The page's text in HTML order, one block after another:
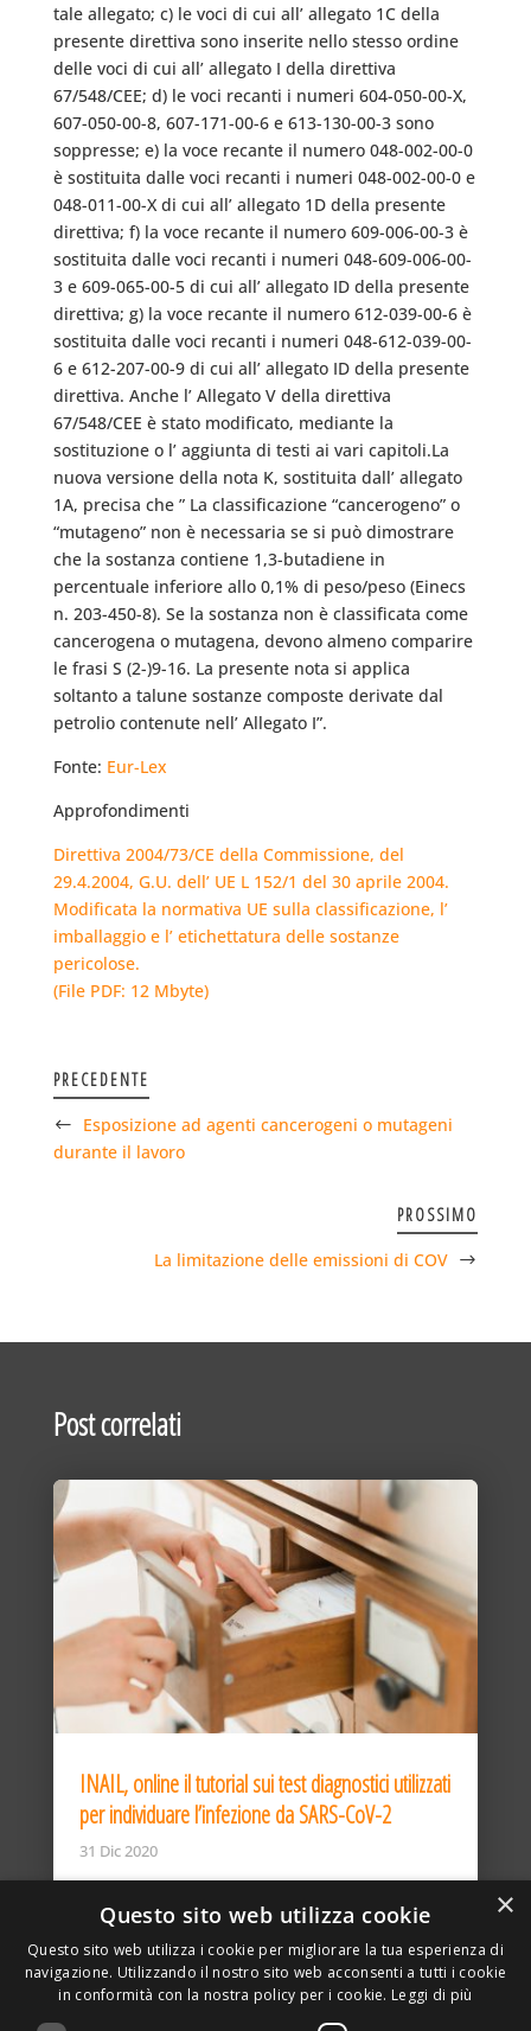
tale allegato; c) le voci di cui all’ allegato 1C della
presente direttiva sono inserite nello stesso ordine
delle voci di cui all’ allegato I della direttiva
67/548/CEE; d) le voci recanti i numeri 604-050-00-X,
607-050-00-8, 607-171-00-6 e 613-130-00-3 sono
soppresse; e) la voce recante il numero 048-002-00-0
è sostituita dalle voci recanti i numeri 048-002-00-0 e
048-011-00-X di cui all’ allegato 1D della presente
direttiva; f) la voce recante il numero 609-006-00-3 è
sostituita dalle voci recanti i numeri 048-609-006-00-
3 e 609-065-00-5 di cui all’ allegato ID della presente
direttiva; g) la voce recante il numero 612-039-00-6 è
sostituita dalle voci recanti i numeri 048-612-039-00-
6 e 612-207-00-9 di cui all’ allegato ID della presente
direttiva. Anche l’ Allegato V della direttiva
67/548/CEE è stato modificato, mediante la
sostituzione o l’ aggiunta di testi ai vari capitoli.La
nuova versione della nota K, sostituita dall’ allegato
1A, precisa che ” La classificazione “cancerogeno” o
“mutageno” non è necessaria se si può dimostrare
che la sostanza contiene 1,3-butadiene in
percentuale inferiore allo 0,1% di peso/peso (Einecs
n. 203-450-8). Se la sostanza non è classificata come
cancerogena o mutagena, devono almeno comparire
le frasi S (2-)9-16. La presente nota si applica
soltanto a talune sostanze composte derivate dal
petrolio contenute nell’ Allegato I”.
Fonte: Eur-Lex
Approfondimenti
Direttiva 2004/73/CE della Commissione, del
29.4.2004, G.U. dell’ UE L 152/1 del 30 aprile 2004.
Modificata la normativa UE sulla classificazione, l’
imballaggio e l’ etichettatura delle sostanze
pericolose.
(File PDF: 12 Mbyte)
PRECEDENTE
Esposizione ad agenti cancerogeni o mutageni
durante il lavoro
PROSSIMO
La limitazione delle emissioni di COV
Post correlati
INAIL, online il tutorial sui test diagnostici utilizzati
per individuare l’infezione da SARS-CoV-2
31 Dic 2020
×
Questo sito web utilizza cookie
Questo sito web utilizza i cookie per migliorare la tua esperienza di
navigazione. Utilizzando il nostro sito web acconsenti a tutti i cookie
in conformità con la nostra policy per i cookie. Leggi di più